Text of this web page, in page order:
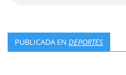
PUBLICADA ENDEPORTES